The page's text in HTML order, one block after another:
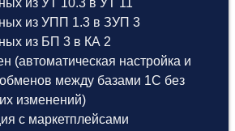
из УТ 10.3 в УТ 11
из УПП 1.3 в ЗУП 3
из БП 3 в КА 2
(автоматическая настройка и
между базами 1С без
изменений)
с маркетплейсами